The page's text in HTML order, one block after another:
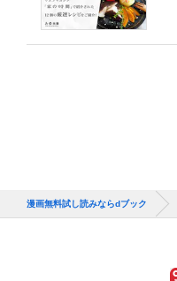
漫画無料試し読みならdブック